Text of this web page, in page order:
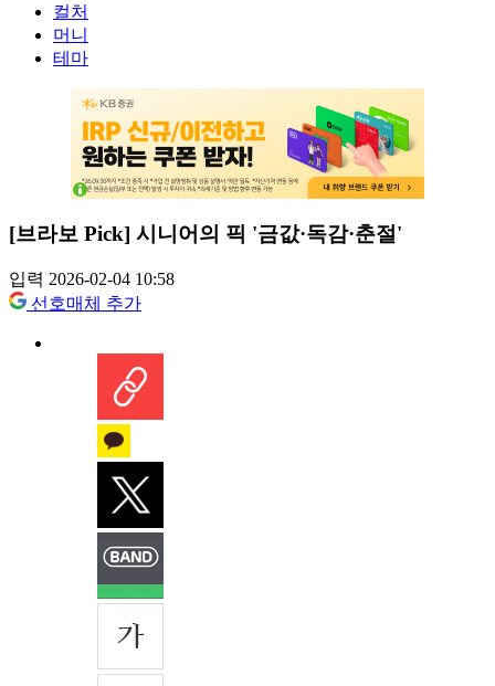
컬처
머니
테마
[브라보 Pick] 시니어의 픽 '금값·독감·춘절'
입력 2026-02-04 10:58
선호매체 추가